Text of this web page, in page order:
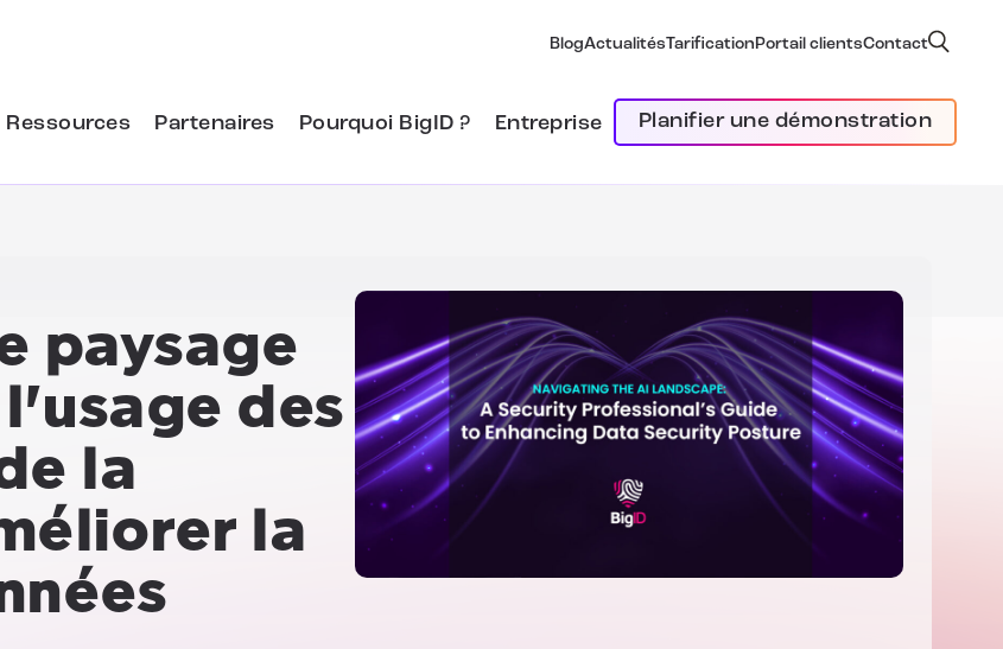
BlogActualitésTarification Portail clientsContact
Ressources Partenaires Pourquoi BigID ? Entreprise Planifier une démonstration
paysage
des
la
la